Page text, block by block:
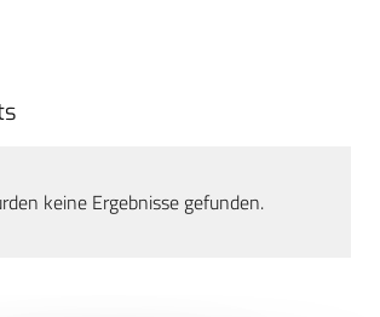
keine Ergebnisse gefunden.